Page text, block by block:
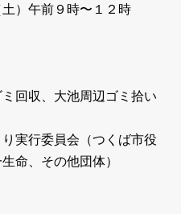
午前９時〜１２時
回収、大池周辺ゴミ拾い
実行委員会（つくば市役
命、その他団体）